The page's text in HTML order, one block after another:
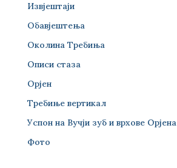
Извјештаји
Обавјештења
Околина Требиња
Описи стаза
Орјен
Требиње вертикал
Успон на Вучји зуб и врхове Орјена
Фото